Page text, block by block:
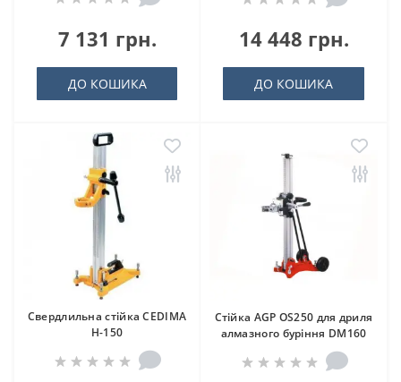
7 131 грн.
ДО КОШИКА
14 448 грн.
ДО КОШИКА
Свердлильна стійка CEDIMA
H-150
Стійка AGP OS250 для дриля
алмазного буріння DM160